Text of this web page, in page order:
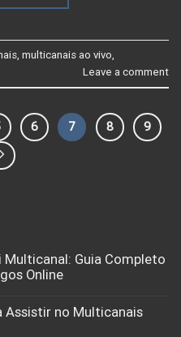
multicanais ao vivo
Leave a comment
6 7 8 9
Guia Completo
Online
Assistir no Multicanais